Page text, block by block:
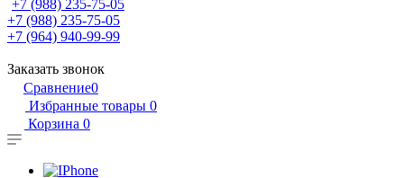
+7 (988) 235-75-05
+7 (988) 235-75-05
+7 (964) 940-99-99
Заказать звонок
Сравнение0
Избранные товары 0
Корзина 0